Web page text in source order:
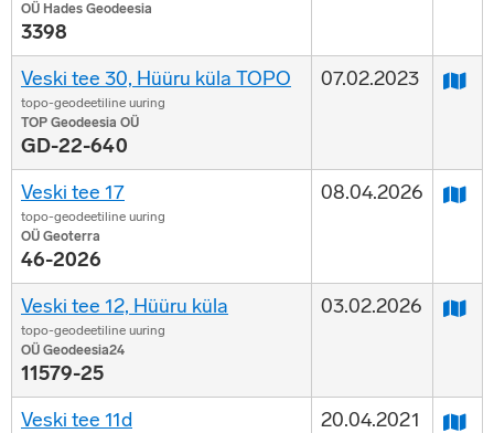
OÜ Hades Geodeesia
3398
Veski tee 30, Hüüru küla TOPO
topo-geodeetiline uuring
TOP Geodeesia OÜ
GD-22-640
07.02.2023
Veski tee 17
topo-geodeetiline uuring
OÜ Geoterra
46-2026
08.04.2026
Veski tee 12, Hüüru küla
topo-geodeetiline uuring
OÜ Geodeesia24
11579-25
03.02.2026
Veski tee 11d 20.04.2021